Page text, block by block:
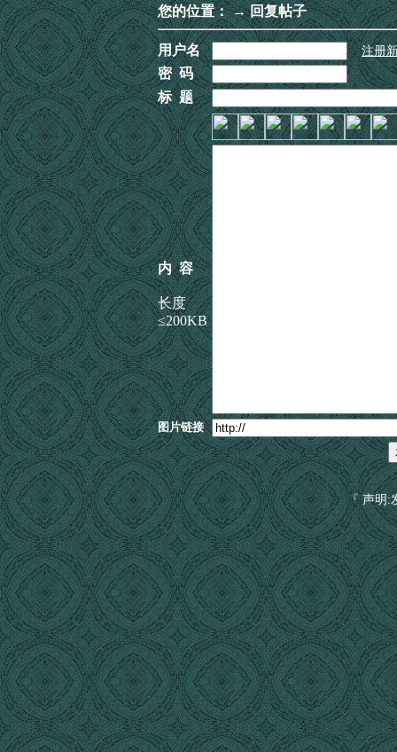
您的位置：→ 回复帖子
用户名 注册
密 码
标 题
内 容
长度
≤200KB
图片链接
『 声明: